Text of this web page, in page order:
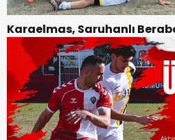
Karaelmas, Saruhanlı